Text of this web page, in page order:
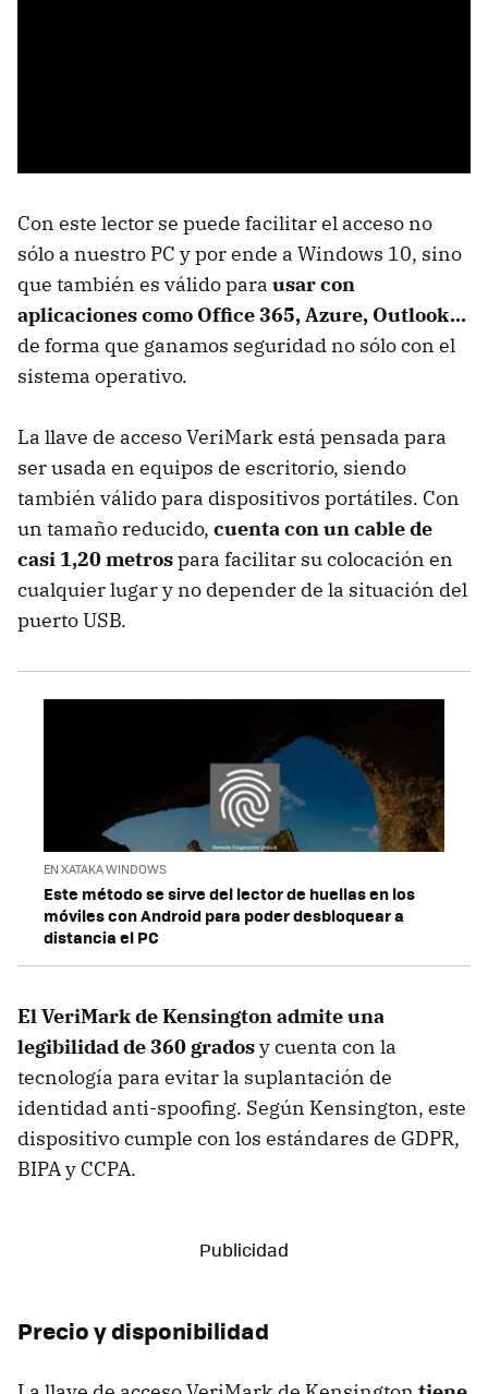
Con este lector se puede facilitar el acceso no
sólo a nuestro PC y por ende a Windows 10, sino
que también es válido para usar con
aplicaciones como Office 365, Azure, Outlook...
de forma que ganamos seguridad no sólo con el
sistema operativo.
La llave de acceso VeriMark está pensada para
ser usada en equipos de escritorio, siendo
también válido para dispositivos portátiles. Con
un tamaño reducido, cuenta con un cable de
casi 1,20 metrospara facilitar su colocación en
cualquier lugar y no depender de la situación del
puerto USB.
EN XATAKA WINDOWS
Este método se sirve del lector de huellas en los
móviles con Android para poder desbloquear a
distancia el PC
El VeriMark de Kensington admite una
legibilidad de 360 ​​gradosy cuenta con la
tecnología para evitar la suplantación de
identidad anti-spoofing. Según Kensington, este
dispositivo cumple con los estándares de GDPR,
BIPA y CCPA.
Precio y disponibilidad